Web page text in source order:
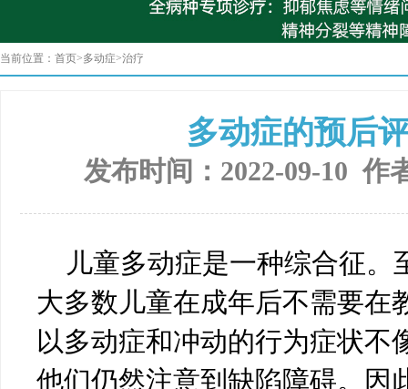
当前位置： 首页>多动症>治疗
多动症的预后
发布时间：2022-09-10 作
儿童多动症是一种综合征。
大多数儿童在成年后不需要在
以多动症和冲动的行为症状不
他们仍然注意到缺陷障碍。因